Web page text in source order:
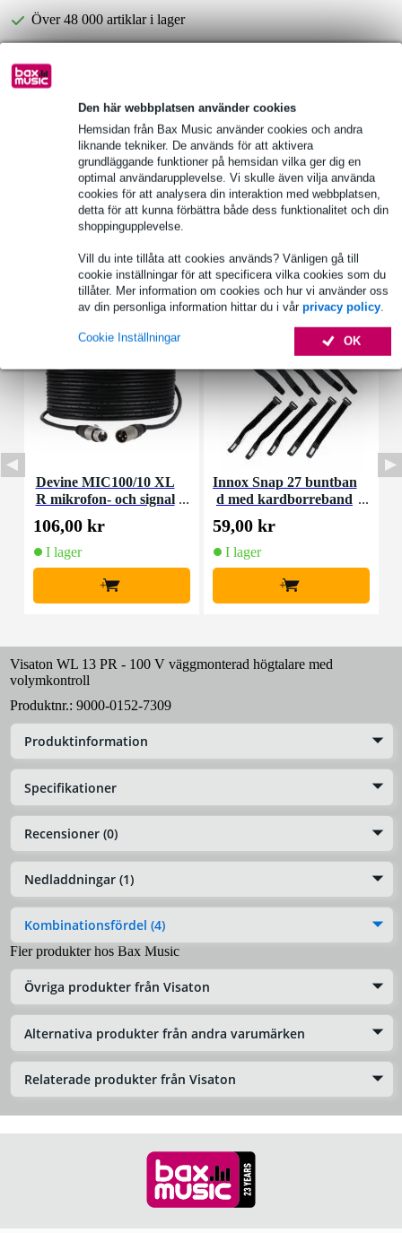
Den här webbplatsen använder cookies
Hemsidan från Bax Music använder cookies och andra
liknande tekniker. De används för att aktivera
grundläggande funktioner på hemsidan vilka ger dig en
optimal användarupplevelse. Vi skulle även vilja använda
cookies för att analysera din interaktion med webbplatsen,
detta för att kunna förbättra både dess funktionalitet och din
shoppingupplevelse.
Vill du inte tillåta att cookies används? Vänligen gå till
cookie inställningar för att specificera vilka cookies som du
tillåter. Mer information om cookies och hur vi använder oss
av din personliga information hittar du i vår privacy policy.
OK
Cookie Inställningar
Över 48 000 artiklar i lager
1 250 ledande varumärken
Produktinformation
frekvensomfång: 90 - 16000 Hz
känslighet: 88 dB (1 W/1 m), 90 dB (1 W/1 m; 700 - 7000 Hz), 94
dB (1 W/1 m) @ 5312 Hz
maximal spl: 96 dB (6 W/1 m)
Fullständiga specifikationer
Tillbehör (7)
Devine MIC100/10 XL
R mikrofon- och signal
kabel 10 meter
106,00 kr
I lager
+
Innox Snap 27 buntban
d med kardborreband
59,00 kr
I lager
+
Visaton WL 13 PR - 100 V väggmonterad högtalare med
volymkontroll
Produktnr.: 9000-0152-7309
Produktinformation
Specifikationer
Recensioner (0)
Nedladdningar (1)
Kombinationsfördel (4)
Fler produkter hos Bax Music
Övriga produkter från Visaton
Alternativa produkter från andra varumärken
Relaterade produkter från Visaton